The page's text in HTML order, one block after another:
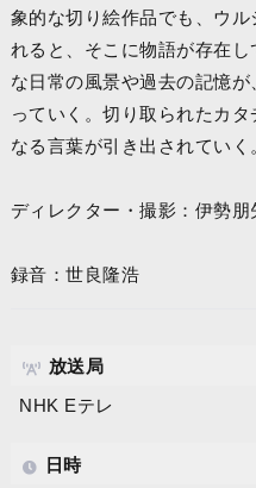
象的な切り絵作品でも、ウ
れると、そこに物語が存在
な日常の風景や過去の記憶
っていく。切り取られたカ
なる言葉が引き出されていく
ディレクター・撮影：伊勢朋
録音：世良隆浩
放送局
NHK Eテレ
日時